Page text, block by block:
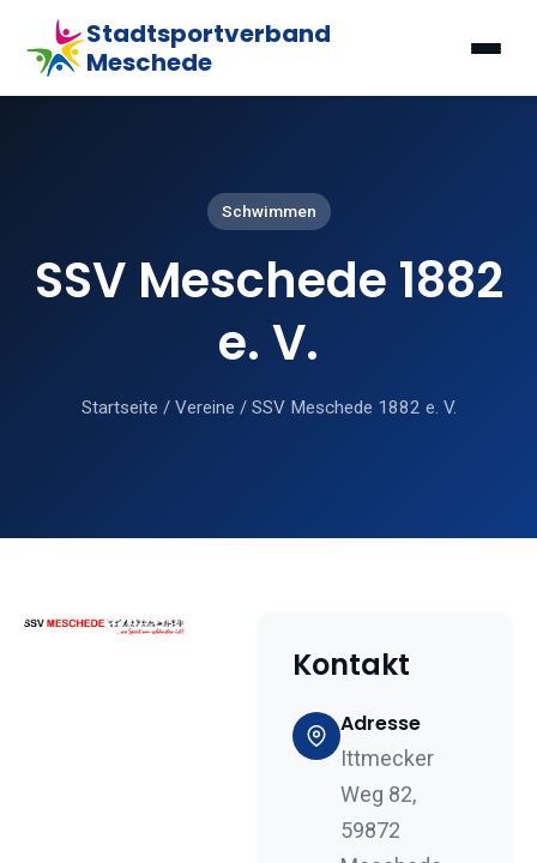
Stadtsportverband
Meschede
Schwimmen
SSV Meschede 1882
e. V.
Startseite / Vereine / SSV Meschede 1882 e. V.
Kontakt
Adresse
Ittmecker
Weg 82,
59872